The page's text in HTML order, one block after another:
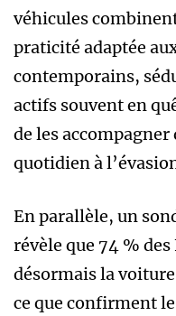
véhicules
praticité adaptée
contemporains,
actifs souvent en
de les
quotidien à
En parallèle, un
révèle que 74 %
désormais la
ce que confirment